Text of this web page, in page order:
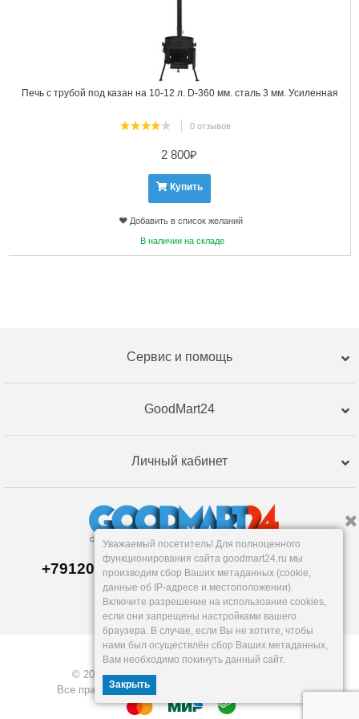
Печь с трубой под казан на 10-12 л. D-360 мм. сталь 3 мм. Усиленная
0 отзывов
2 800₽
Купить
Добавить в список желаний
В наличии на складе
Сервис и помощь
GoodMart24
Личный кабинет
+79120359762, +79120359761 MAX,TG
Склад в Екатеринбург е
Пн-Пт: 10-19, Сб, Вс: вых.
info@goodmart24.ru
© 2026, GoodMart24.ru — Склад низких цен.
Все права защищены. Разработка —
VOID MEDIA
Уважаемый посетитель! Для полноценного
функционирования сайта goodmart24.ru мы
производим сбор Ваших метаданных (cookie,
данные об IP-адресе и местоположении).
Включите разрешение на использоание cookies,
если они запрещены настройками вашего
браузера. В случае, если Вы не хотите, чтобы
нами был осуществлён сбор Ваших метаданных,
Вам необходимо покинуть данный сайт.
Закрыть